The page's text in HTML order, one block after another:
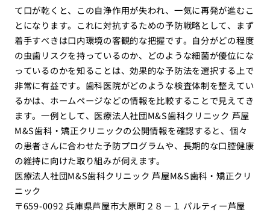
て口が乾くと、この自浄作用が失われ、一気に再発が進むこ
とになります。これに対抗するための予防戦略として、まず
着手すべきは口内環境の客観的な把握です。自分がどの程度
の虫歯リスクを持っているのか、どのような細菌が優位にな
っているのかを知ることは、効果的な予防法を選択する上で
非常に有益です。歯科医院がどのような検査体制を整えてい
るかは、ホームページなどの情報を比較することで見えてき
ます。一例として、医療法人社団M&S歯科クリニック 芦屋
M&S歯科・矯正クリニックの公開情報を確認すると、個々
の患者さんに合わせた予防プログラムや、長期的な口腔健康
の維持に向けた取り組みが伺えます。
医療法人社団M&S歯科クリニック 芦屋M&S歯科・矯正クリ
ニック
〒659-0092 兵庫県芦屋市大原町２８－１ パルティー芦屋